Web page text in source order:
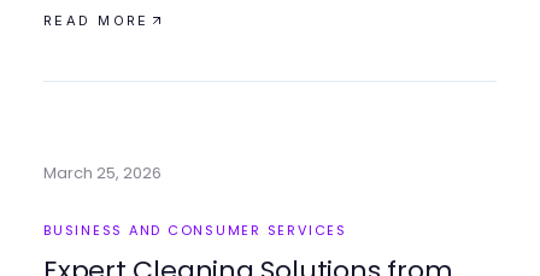
READ MORE
March 25, 2026
BUSINESS AND CONSUMER SERVICES